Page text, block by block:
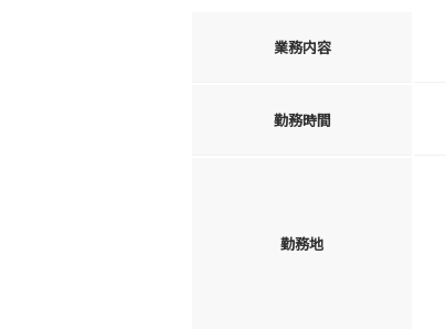
業務内容
勤務時間
勤務地